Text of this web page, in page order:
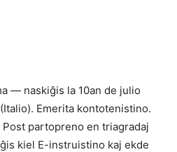
— naskiĝis la 10an de julio
Emerita kontotenistino.
Post partopreno en triagradaj
kiel E-instruistino kaj ekde